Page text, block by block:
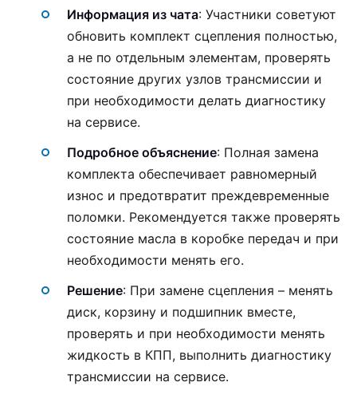
Информация из чата: Участники советуют
обновить комплект сцепления полностью,
а не по отдельным элементам, проверять
состояние других узлов трансмиссии и
при необходимости делать диагностику
на сервисе.
Подробное объяснение: Полная замена
комплекта обеспечивает равномерный
износ и предотвратит преждевременные
поломки. Рекомендуется также проверять
состояние масла в коробке передач и при
необходимости менять его.
Решение: При замене сцепления – менять
диск, корзину и подшипник вместе,
проверять и при необходимости менять
жидкость в КПП, выполнить диагностику
трансмиссии на сервисе.